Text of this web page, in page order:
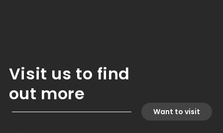
Visit us to find
out more
Want to visit